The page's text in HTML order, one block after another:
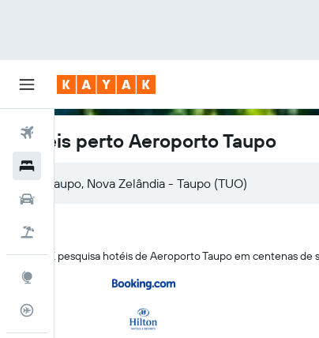
Voos
Monitorizador de voos
Hotéis perto Aeroporto Taupo
A KAYAK pesquisa hotéis de Aeroporto Taupo em centenas de